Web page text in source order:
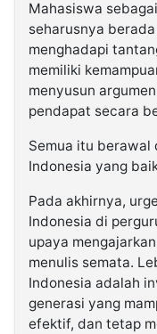
Mahasiswa
seharusnya
menghadapi
memiliki
menyusun
pendapat secara
Semua itu berawal
Indonesia yang
Pada akhirnya,
Indonesia di
upaya
menulis semata.
Indonesia adalah
generasi yang
efektif, dan tetap